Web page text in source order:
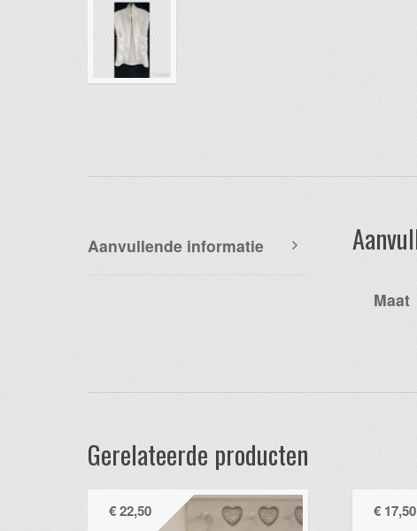
Aanvullende informatie
Maat
Gerelateerde producten
€22,50 € 17,50